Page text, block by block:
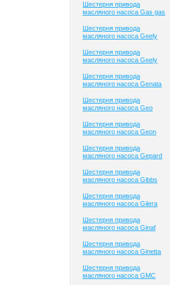
Шестерня привода
масляного насоса Gas gas
Шестерня привода
масляного насоса Geely
Шестерня привода
масляного насоса Geely
Шестерня привода
масляного насоса Genata
Шестерня привода
масляного насоса Geo
Шестерня привода
масляного насоса Geon
Шестерня привода
масляного насоса Gepard
Шестерня привода
масляного насоса Gibbs
Шестерня привода
масляного насоса Gilera
Шестерня привода
масляного насоса Ginaf
Шестерня привода
масляного насоса Ginetta
Шестерня привода
масляного насоса GMC